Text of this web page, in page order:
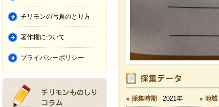
チリモンの写真のとり方
著作権について
プライバシーポリシー
採集時期 2021年 地域